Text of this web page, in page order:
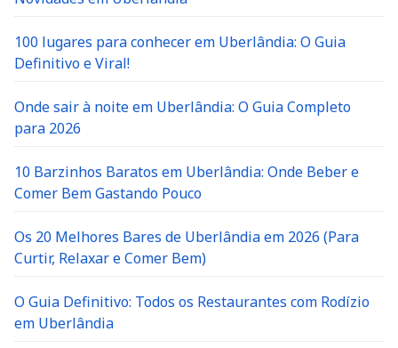
100 lugares para conhecer em Uberlândia: O Guia
Definitivo e Viral!
Onde sair à noite em Uberlândia: O Guia Completo
para 2026
10 Barzinhos Baratos em Uberlândia: Onde Beber e
Comer Bem Gastando Pouco
Os 20 Melhores Bares de Uberlândia em 2026 (Para
Curtir, Relaxar e Comer Bem)
O Guia Definitivo: Todos os Restaurantes com Rodízio
em Uberlândia